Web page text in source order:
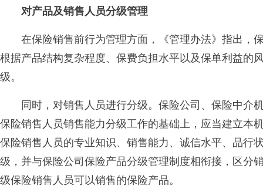
对产品及销售人员分级管理
在保险销售前行为管理方面，《管理办法》指出，
根据产品结构复杂程度、保费负担水平以及保单利益的
级。
同时，对销售人员进行分级。保险公司、保险中介
保险销售人员销售能力分级工作的基础上，应当建立本
保险销售人员的专业知识、销售能力、诚信水平、品行
级，并与保险公司保险产品分级管理制度相衔接，区分
级保险销售人员可以销售的保险产品。